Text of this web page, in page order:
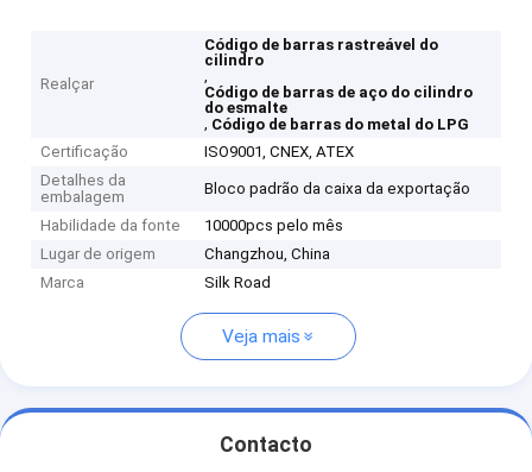
Realçar
Código de barras rastreável do
cilindro
,
Código de barras de aço do cilindro
do esmalte
, Código de barras do metal do LPG
Certificação
ISO9001, CNEX, ATEX
Detalhes da
embalagem
Bloco padrão da caixa da exportação
Habilidade da fonte
10000pcs pelo mês
Lugar de origem
Changzhou, China
Marca
Silk Road
Veja mais
Contacto